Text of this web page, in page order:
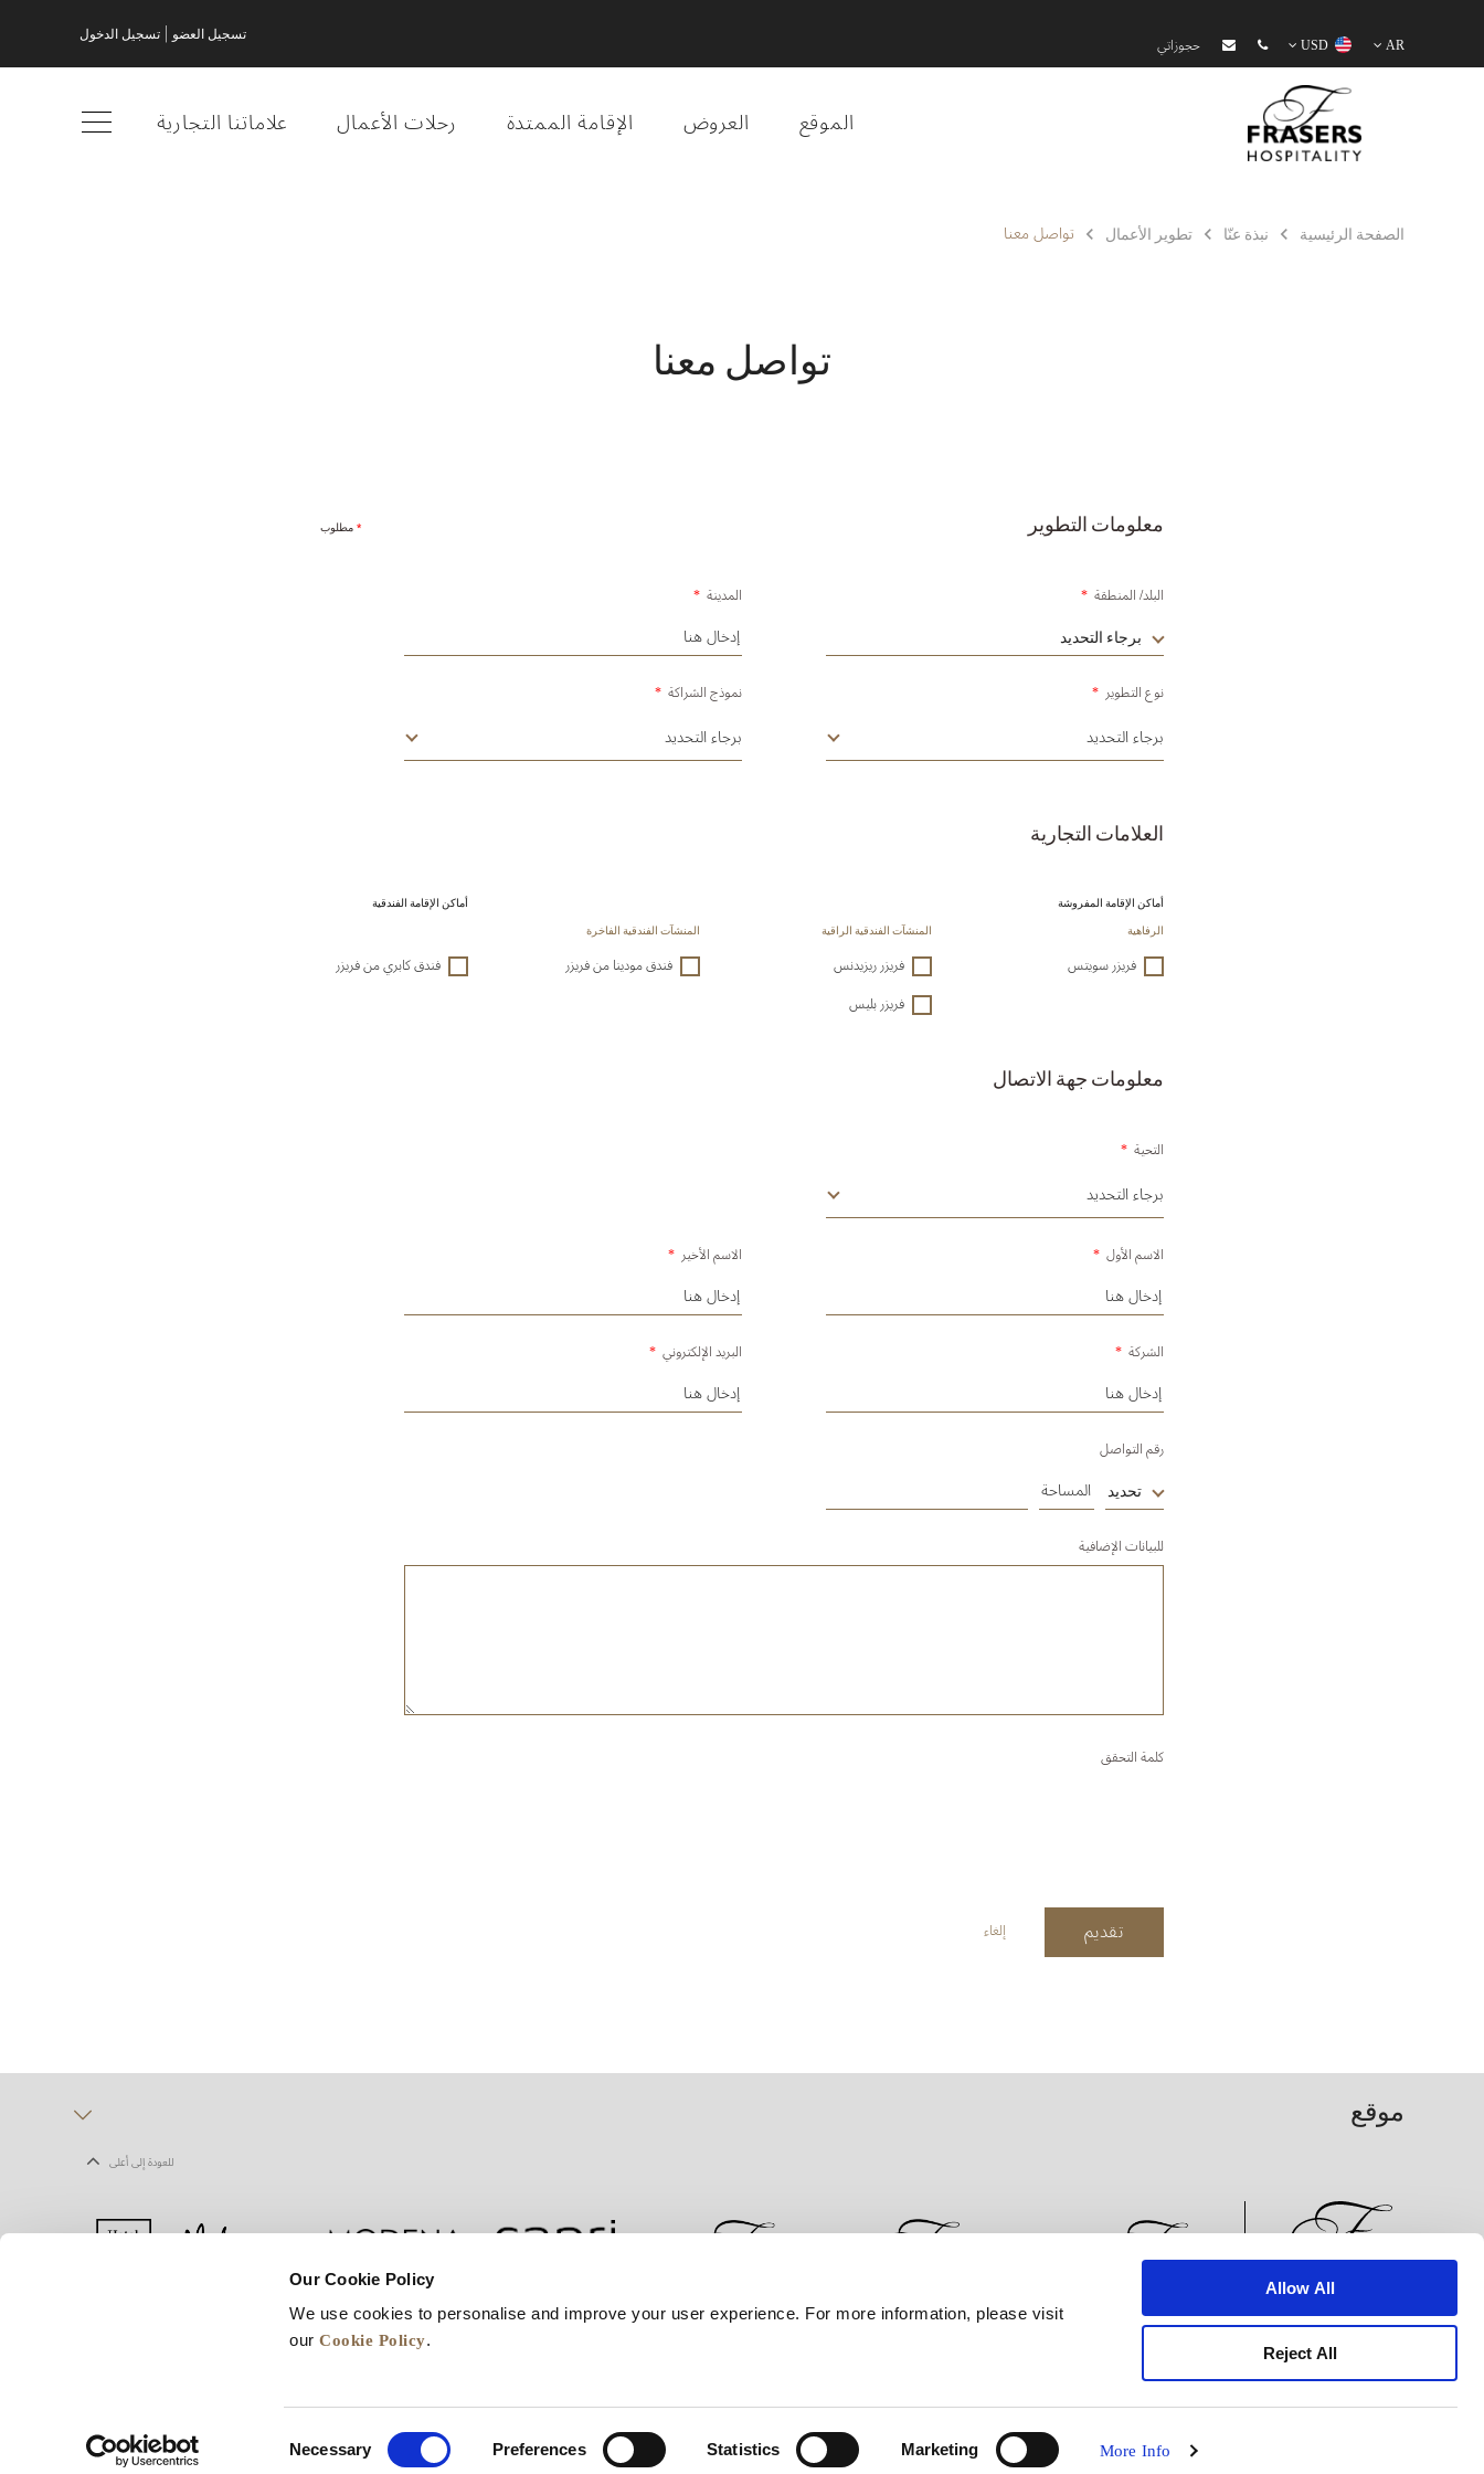
Our Cookie Policy
We use cookies to personalise and improve your user experience. For more information, please visit
ourCookie Policy.
Necessary Preferences Statistics Marketing More Info
Allow All
Reject All
AR
USD حجوزاتي تسجيل العضو تسجيل الدخول
الموقع العروض الإقامة الممتدة رحلات الأعمال علاماتنا التجارية
الصفحة الرئيسية نبذة عنّا تطوير الأعمال تواصل معنا
تواصل معنا
معلومات التطوير * مطلوب
البلد/ المنطقة *
برجاء التحديد
المدينة *
نوع التطوير * نموذج الشراكة *
العلامات التجارية
أماكن الإقامة المفروشة
الرفاهية
فريزر سويتس
المنشآت الفندقية الراقية
فريزر ريزيدنس
فريزر بليس
المنشآت الفندقية الفاخرة
فندق مودينا من فريزر
أماكن الإقامة الفندقية
فندق كابري من فريزر
معلومات جهة الاتصال
التحية *
الاسم الأول * الاسم الأخير *
الشركة * البريد الإلكتروني *
رقم التواصل
تحديد
للبيانات الإضافية
كلمة التحقق
تقديم إلغاء
موقع
للعودة إلى أعلى
الأخبار تطوير الأعمال الوظائف إعلان ملفات تعريف الارتباط شروط الاستخدام